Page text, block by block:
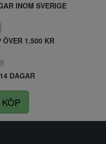
INOM SVERIGE
ÖVER 1.500 KR
DAGAR